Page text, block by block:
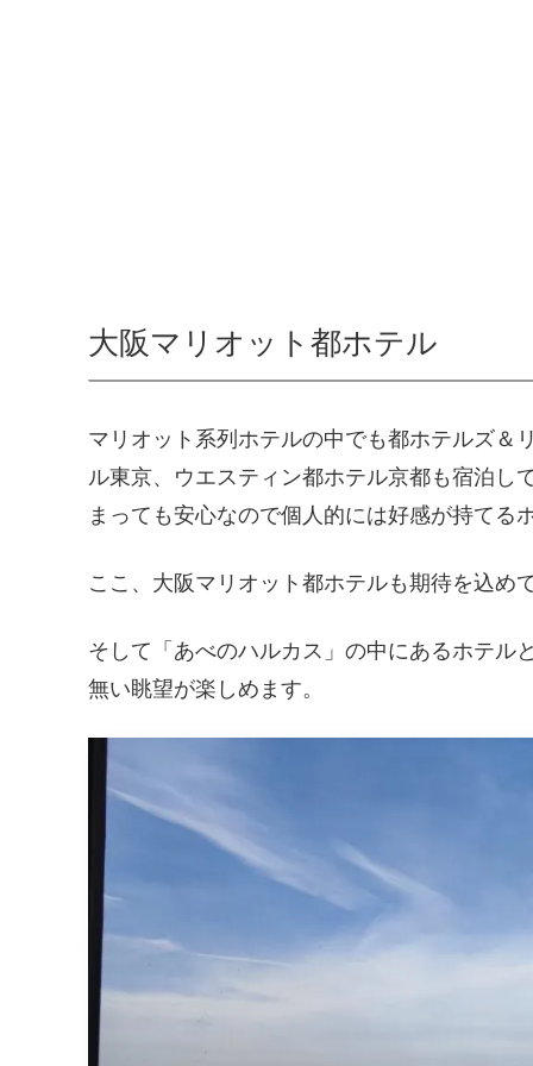
大阪マリオット都ホテル
マリオット系列ホテルの中でも都ホテルズ＆
ル東京、ウエスティン都ホテル京都も宿泊し
まっても安心なので個人的には好感が持てる
ここ、大阪マリオット都ホテルも期待を込め
そして「あべのハルカス」の中にあるホテル
無い眺望が楽しめます。